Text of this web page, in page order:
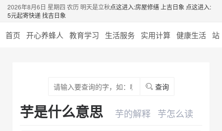
2026年8月6日 星期四 农历 明天是立秋点这进入:房屋修缮 上吉日象 点这进入:
5元起寄快递 找吉日象
首页 开心养蜂人 教育学习 生活服务 实用计算 健康生活 站
查询
芋是什么意思 芋的解释 芋怎么读